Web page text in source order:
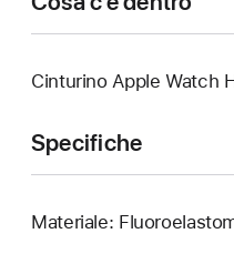
Cinturino Apple Watch
Specifiche
Materiale: